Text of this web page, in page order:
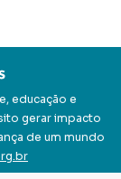
educação e
gerar impacto
de um mundo